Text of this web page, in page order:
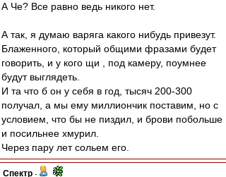
А Че? Все равно ведь никого нет.
А так, я думаю варяга какого нибудь привезут.
Блаженного, который общими фразами будет
говорить, и у кого щи , под камеру, поумнее
будут выглядеть.
И та что б он у себя в год, тысяч 200-300
получал, а мы ему миллиончик поставим, но с
условием, что бы не пиздил, и брови побольше
и посильнее хмурил.
Через пару лет сольем его.
Спектр -